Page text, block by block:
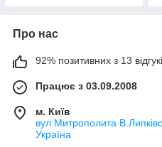
Про нас
92% позитивних з 13
Працює з 03.09.2008
м. Київ
вул.Митрополита
Україна